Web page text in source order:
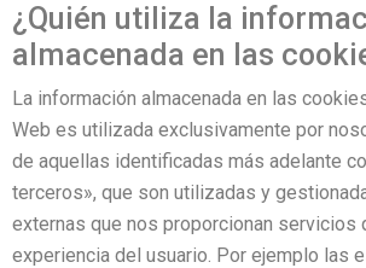
¿Quién utiliza la
almacenada en las
La información almacenada en las
Web es utilizada exclusivamente por
de aquellas identificadas más adelante
terceros», que son utilizadas y
externas que nos proporcionan servicios
experiencia del usuario. Por ejemplo las